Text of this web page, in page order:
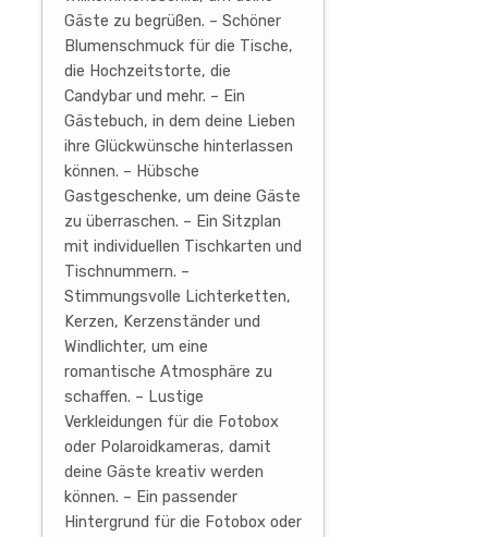
Gäste zu begrüßen. – Schöner
Blumenschmuck für die Tische,
die Hochzeitstorte, die
Candybar und mehr. – Ein
Gästebuch, in dem deine Lieben
ihre Glückwünsche hinterlassen
können. – Hübsche
Gastgeschenke, um deine Gäste
zu überraschen. – Ein Sitzplan
mit individuellen Tischkarten und
Tischnummern. –
Stimmungsvolle Lichterketten,
Kerzen, Kerzenständer und
Windlichter, um eine
romantische Atmosphäre zu
schaffen. – Lustige
Verkleidungen für die Fotobox
oder Polaroidkameras, damit
deine Gäste kreativ werden
können. – Ein passender
Hintergrund für die Fotobox oder